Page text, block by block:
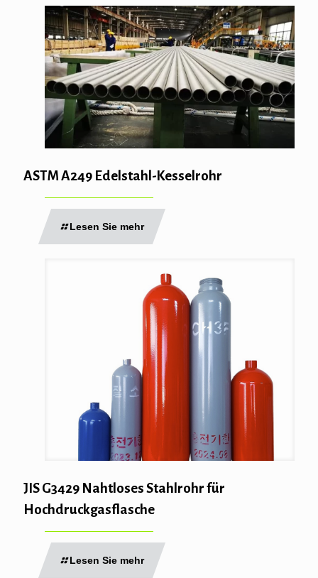
ASTM A249 Edelstahl-Kesselrohr
Lesen Sie mehr
JIS G3429 Nahtloses Stahlrohr für
Hochdruckgasflasche
Lesen Sie mehr